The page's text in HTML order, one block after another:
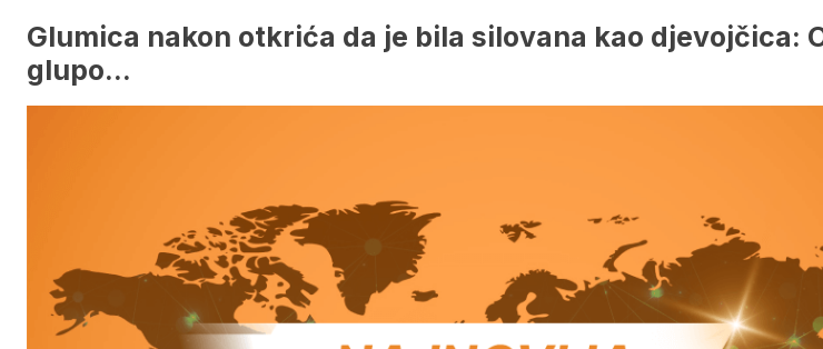
Glumica nakon otkrića da je bila silovana kao djevojčica:
glupo…